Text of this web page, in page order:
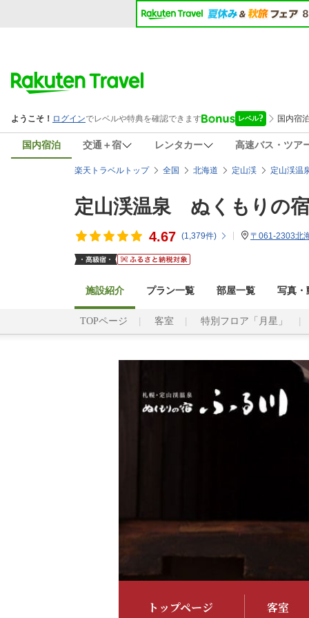
国内宿泊 交通＋宿 レンタカー 高速バス・ツア
楽天トラベルトップ 全国 北海道 定山渓 定山渓温
定山渓温泉 ぬくもりの
4.67 (1,379件) 〒061-2303北
施設紹介 プラン一覧 部屋一覧 写真・
TOPページ 客室 特別フロア「月星」
トップページ 客室